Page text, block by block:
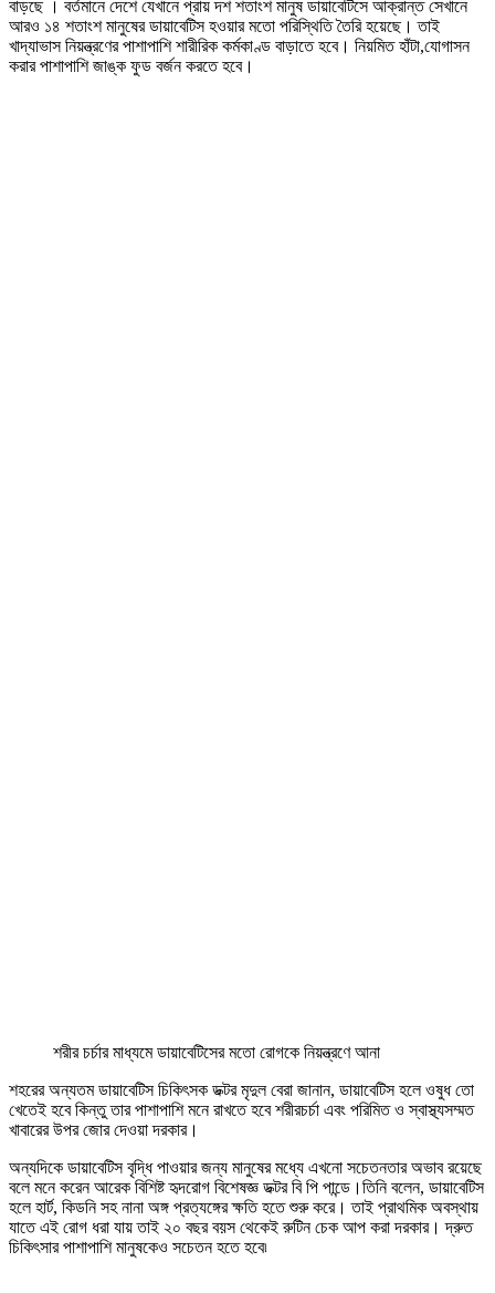
বাড়ছে । বর্তমানে দেশে যেখানে প্রায় দশ শতাংশ মানুষ ডায়াবেটিসে আক্রান্ত সেখানে
আরও ১৪ শতাংশ মানুষের ডায়াবেটিস হওয়ার মতো পরিস্থিতি তৈরি হয়েছে। তাই
খাদ্যাভাস নিয়ন্ত্রণের পাশাপাশি শারীরিক কর্মকাণ্ড বাড়াতে হবে। নিয়মিত হাঁটা,যোগাসন
করার পাশাপাশি জাঙ্ক ফুড বর্জন করতে হবে।
শরীর চর্চার মাধ্যমে ডায়াবেটিসের মতো রোগকে নিয়ন্ত্রণে আনা
শহরের অন্যতম ডায়াবেটিস চিকিৎসক ডক্টর মৃদুল বেরা জানান, ডায়াবেটিস হলে ওষুধ তো
খেতেই হবে কিন্তু তার পাশাপাশি মনে রাখতে হবে শরীরচর্চা এবং পরিমিত ও স্বাস্থ্যসম্মত
খাবারের উপর জোর দেওয়া দরকার।
অন্যদিকে ডায়াবেটিস বৃদ্ধি পাওয়ার জন্য মানুষের মধ্যে এখনো সচেতনতার অভাব রয়েছে
বলে মনে করেন আরেক বিশিষ্ট হৃদরোগ বিশেষজ্ঞ ডক্টর বি পি পান্ডে।তিনি বলেন, ডায়াবেটিস
হলে হার্ট, কিডনি সহ নানা অঙ্গ প্রত্যঙ্গের ক্ষতি হতে শুরু করে। তাই প্রাথমিক অবস্থায়
যাতে এই রোগ ধরা যায় তাই ২০ বছর বয়স থেকেই রুটিন চেক আপ করা দরকার। দ্রুত
চিকিৎসার পাশাপাশি মানুষকেও সচেতন হতে হবে৷